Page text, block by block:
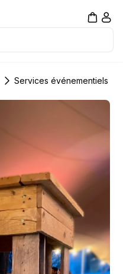
Services événementiels